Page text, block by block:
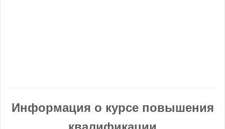
Информация о курсе повышения